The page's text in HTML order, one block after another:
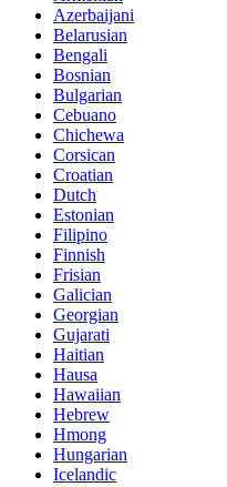
Azerbaijani
Belarusian
Bengali
Bosnian
Bulgarian
Cebuano
Chichewa
Corsican
Croatian
Dutch
Estonian
Filipino
Finnish
Frisian
Galician
Georgian
Gujarati
Haitian
Hausa
Hawaiian
Hebrew
Hmong
Hungarian
Icelandic